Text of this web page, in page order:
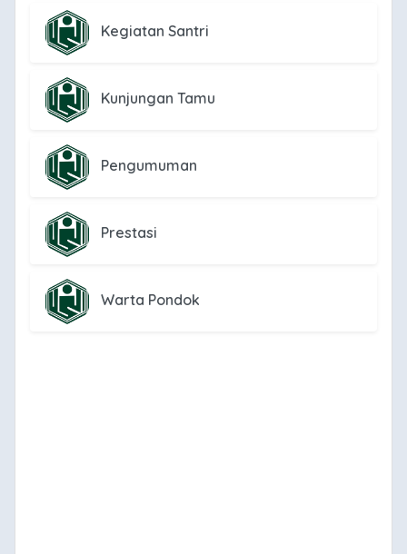
Kegiatan Santri
Kunjungan Tamu
Pengumuman
Prestasi
Warta Pondok